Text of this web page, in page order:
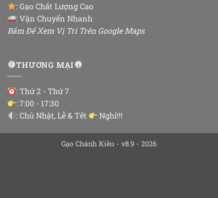
: Gạo Chất Lượng Cao
: Vận Chuyển Nhanh
Bấm Để Xem Vị Trí Trên Google Maps
THƯƠNG MẠI
: Thứ 2 - Thứ 7
: 7:00 - 17:30
: Chủ Nhật, Lễ & Tết
Nghỉ!!!
Gạo Chánh Kiều - v8.9 - 2026